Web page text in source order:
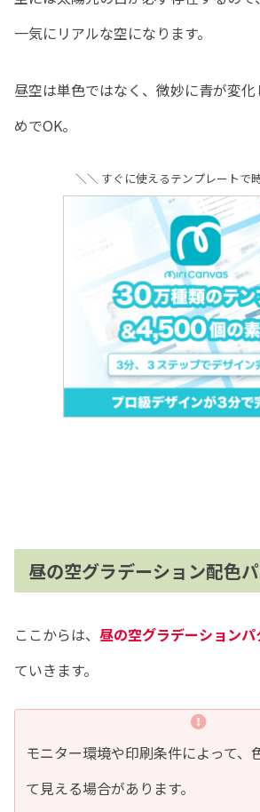
一気にリアルな空になります。
昼空は単色ではなく、微妙に青が変
めでOK。
＼＼ すぐに使えるテンプレートで
昼の空グラデーション配色
ここからは、 昼の空グラデーションパ
ていきます。
モニター環境や印刷条件によって、
て見える場合があります。